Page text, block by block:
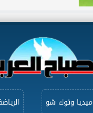
ميديا وتوك شو